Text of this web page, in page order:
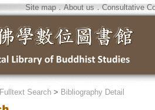
Site map．About us ． Consultative
Fulltext Search > Bibliography Detail